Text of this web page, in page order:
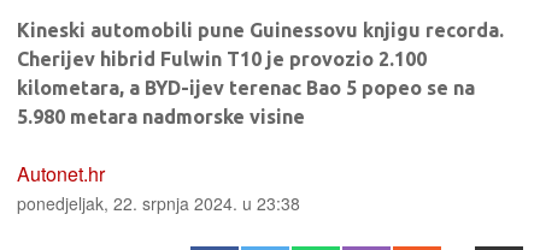
Kineski automobili pune Guinessovu knjigu recorda.
Cherijev hibrid Fulwin T10 je provozio 2.100
kilometara, a BYD-ijev terenac Bao 5 popeo se na
5.980 metara nadmorske visine
Autonet.hr
ponedjeljak, 22. srpnja 2024. u 23:38